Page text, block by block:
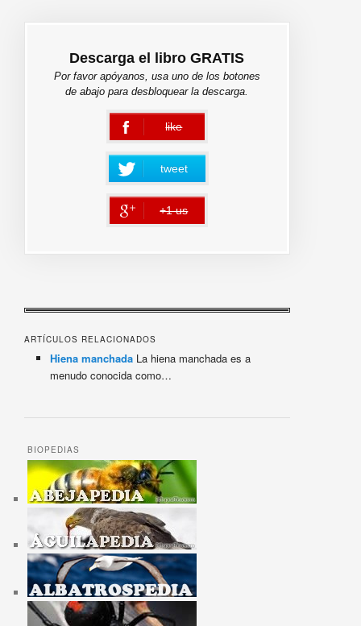
Descarga el libro GRATIS
Por favor apóyanos, usa uno de los botones
de abajo para desbloquear la descarga.
like
error
tweet
+1 us
error
ARTÍCULOS RELACIONADOS
Hiena manchada La hiena manchada es a
menudo conocida como…
BIOPEDIAS